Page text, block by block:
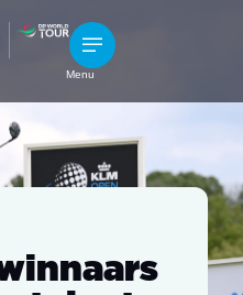
Menu